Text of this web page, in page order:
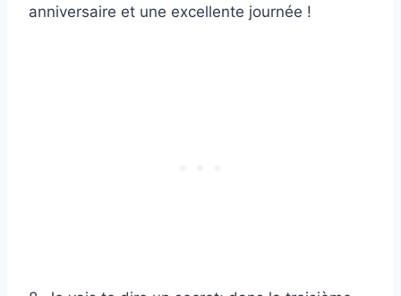
anniversaire et une excellente journée !